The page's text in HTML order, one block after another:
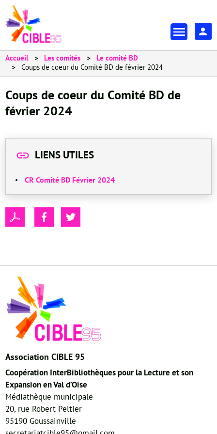
En-
tête
Accueil Les comités
Le comité BD
Coups de coeur du Comité BD de février 2024
Coups de coeur du Comité BD de
février 2024
LIENS UTILES
CR Comité BD Février 2024
Association CIBLE 95
Coopération InterBibliothèques pour la Lecture et son
Expansion en Val d’Oise
Médiathèque municipale
20, rue Robert Peltier
95190 Goussainville